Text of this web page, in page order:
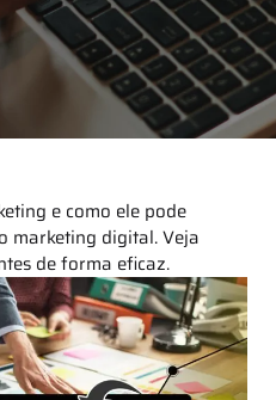
e como ele pode
marketing digital. Veja
de forma eficaz.